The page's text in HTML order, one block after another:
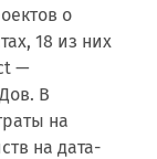
о
18 из них
—
В
на
на дата-